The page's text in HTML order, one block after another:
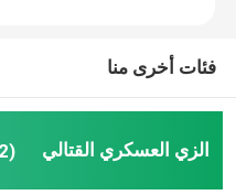
قفازات ركوب مقاومة للماء
فئات أخرى منا
الزي العسكري القتالي (42)